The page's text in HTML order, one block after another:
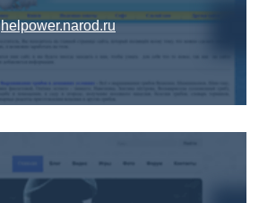
helpower.narod.ru